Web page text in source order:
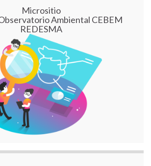
Micrositio
Ambiental CEBEM
REDESMA